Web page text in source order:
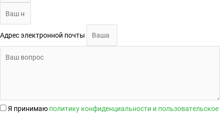
Адрес электронной почты
Я принимаю политику конфиденциальности и пользовательское